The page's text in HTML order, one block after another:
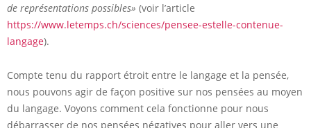
de représentations possibles» (voir l’article
https://www.letemps.ch/sciences/pensee-estelle-contenue-
langage).
Compte tenu du rapport étroit entre le langage et la pensée,
nous pouvons agir de façon positive sur nos pensées au moyen
du langage. Voyons comment cela fonctionne pour nous
débarrasser de nos pensées négatives pour aller vers une